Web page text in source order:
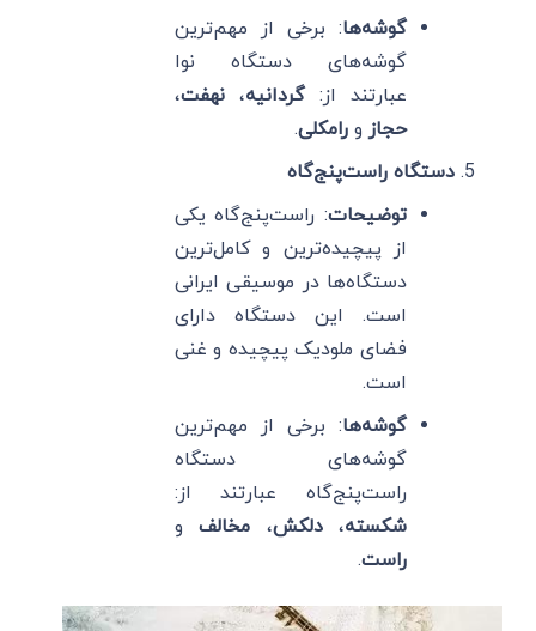
گوشه‌ها: برخی از مهم‌ترین
گوشه‌های دستگاه نوا
عبارتند از:گردانیه،نهفت،
حجاز و رامکلی.
دستگاه راست‌پنج‌گاه
توضیحات: راست‌پنج‌گاه یکی
از پیچیده‌ترین و کامل‌ترین
دستگاه‌ها در موسیقی ایرانی
است. این دستگاه دارای
فضای ملودیک پیچیده و غنی
است.
گوشه‌ها: برخی از مهم‌ترین
گوشه‌های دستگاه
راست‌پنج‌گاه عبارتند از:
شکسته،دلکش، مخالفو
راست.